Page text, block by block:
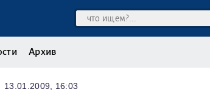
Архив
13.01.2009, 16:03